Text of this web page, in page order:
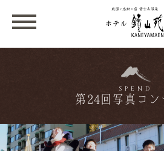
SPEND
第24回写真コン